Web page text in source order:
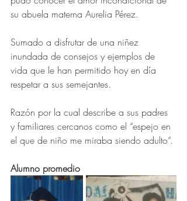
su abuela materna Aurelia Pérez.
Sumado a disfrutar de una niñez
inundada de consejos y ejemplos de
vida que le han permitido hoy en día
respetar a sus semejantes.
Razón por la cual describe a sus padres
y familiares cercanos como el “espejo en
el que de niño me miraba siendo adulto”.
Alumno promedio